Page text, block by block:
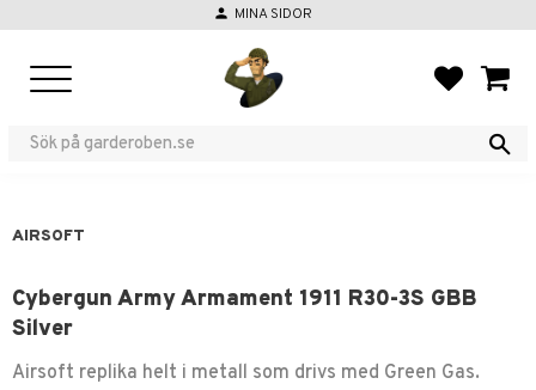
person MINA SIDOR
AIRSOFT
Cybergun Army Armament 1911 R30-3S GBB
Silver
Airsoft replika helt i metall som drivs med Green Gas.